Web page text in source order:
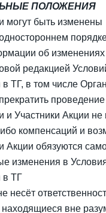
ПОЛОЖЕНИЯ
могут быть изменены
об изменениях
редакцией
ТГ, в том числе
и Участники Акции
компенсаций и
Акции обязуются
изменения в
в ТГ
несёт
находящиеся вне